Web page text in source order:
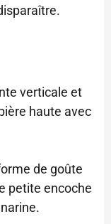
verticale et
haute avec
de goûte
petite encoche